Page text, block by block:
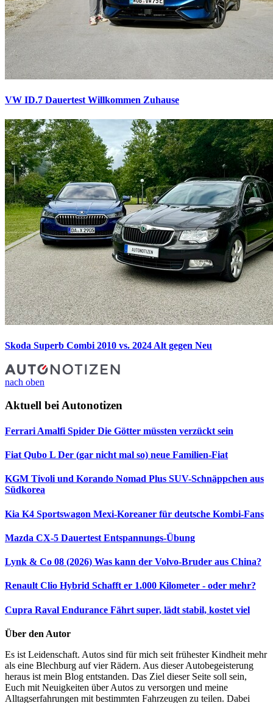
VW ID.7 Dauertest Willkommen Zuhause
Skoda Superb Combi 2010 vs. 2024 Alt gegen Neu
nach oben
Aktuell bei Autonotizen
Ferrari Amalfi Spider Die Götter müssten verzückt sein
Fiat Qubo L Der (gar nicht mal so) neue Familien-Fiat
KGM Tivoli und Korando Nomad Plus SUV-Schnäppchen aus
Südkorea
Kia K4 Sportswagon Mexi-Koreaner für deutsche Kombi-Fans
Mazda CX-5 Dauertest Entspannungs-Übung
Lynk & Co 08 (2026) Was kann der Volvo-Bruder aus China?
Renault Clio Hybrid Schafft er 1.000 Kilometer - oder mehr?
Cupra Raval Endurance Fährt super, lädt stabil, kostet viel
Über den Autor
Es ist Leidenschaft. Autos sind für mich seit frühester Kindheit mehr
als eine Blechburg auf vier Rädern. Aus dieser Autobegeisterung
heraus ist mein Blog entstanden. Das Ziel dieser Seite soll sein,
Euch mit Neuigkeiten über Autos zu versorgen und meine
Alltagserfahrungen mit bestimmten Fahrzeugen zu teilen. Dabei